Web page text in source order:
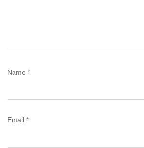
Name *
Email *